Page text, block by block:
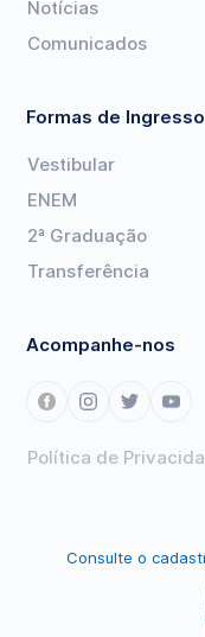
Notícias
Comunicados
Formas de Ingresso
Vestibular
ENEM
2ª Graduação
Transferência
Acompanhe-nos
Política de
Consulte o